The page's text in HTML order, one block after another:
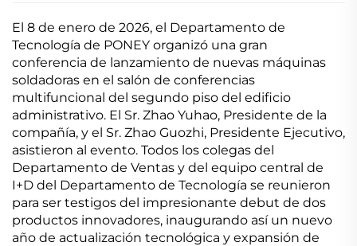
El 8 de enero de 2026, el Departamento de
Tecnología de PONEY organizó una gran
conferencia de lanzamiento de nuevas máquinas
soldadoras en el salón de conferencias
multifuncional del segundo piso del edificio
administrativo. El Sr. Zhao Yuhao, Presidente de la
compañía, y el Sr. Zhao Guozhi, Presidente Ejecutivo,
asistieron al evento. Todos los colegas del
Departamento de Ventas y del equipo central de
I+D del Departamento de Tecnología se reunieron
para ser testigos del impresionante debut de dos
productos innovadores, inaugurando así un nuevo
año de actualización tecnológica y expansión de